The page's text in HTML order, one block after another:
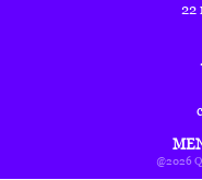
22
@2026